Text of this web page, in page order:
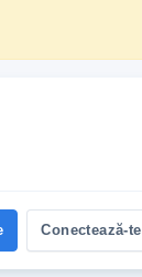
Conectează-te